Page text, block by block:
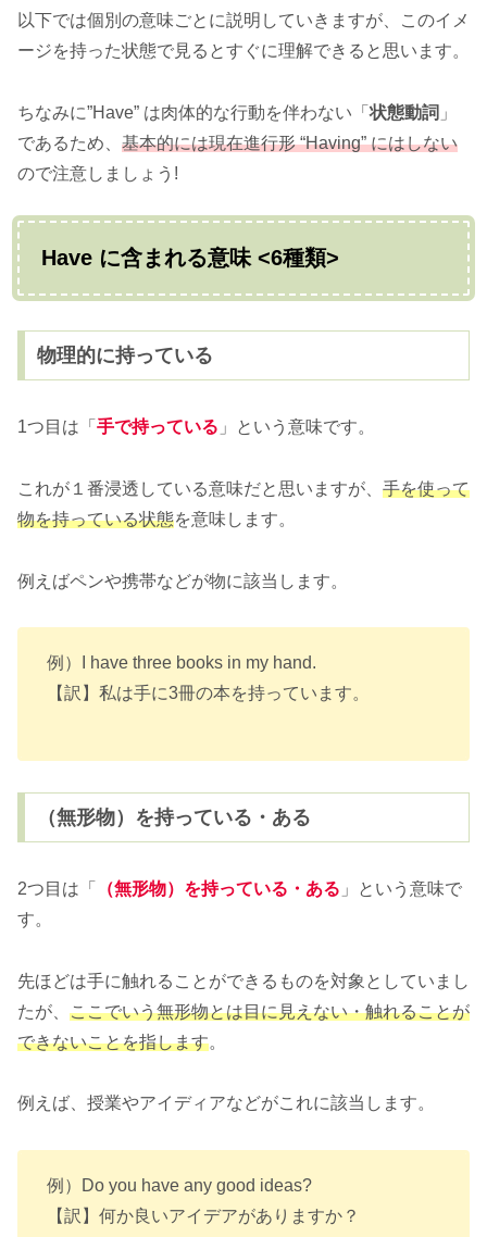
以下では個別の意味ごとに説明していきますが、このイメ
ージを持った状態で見るとすぐに理解できると思います。
ちなみに”Have” は肉体的な行動を伴わない「状態動詞 」
であるため、 基本的には現在進行形 “Having” にはしない
ので注意しましょう!
Have に含まれる意味 <6種類>
物理的に持っている
1つ目は「 手で持っている 」という意味です。
これが１番浸透している意味だと思いますが、 手を使って
物を持っている状態を意味します。
例えばペンや携帯などが物に該当します。
例）I have three books in my hand.
【訳】私は手に3冊の本を持っています。
（無形物）を持っている・ある
2つ目は「 （無形物）を持っている・ある 」という意味で
す。
先ほどは手に触れることができるものを対象としていまし
たが、 ここでいう無形物とは目に見えない・触れることが
できないことを指します。
例えば、授業やアイディアなどがこれに該当します。
例）Do you have any good ideas?
【訳】何か良いアイデアがありますか？